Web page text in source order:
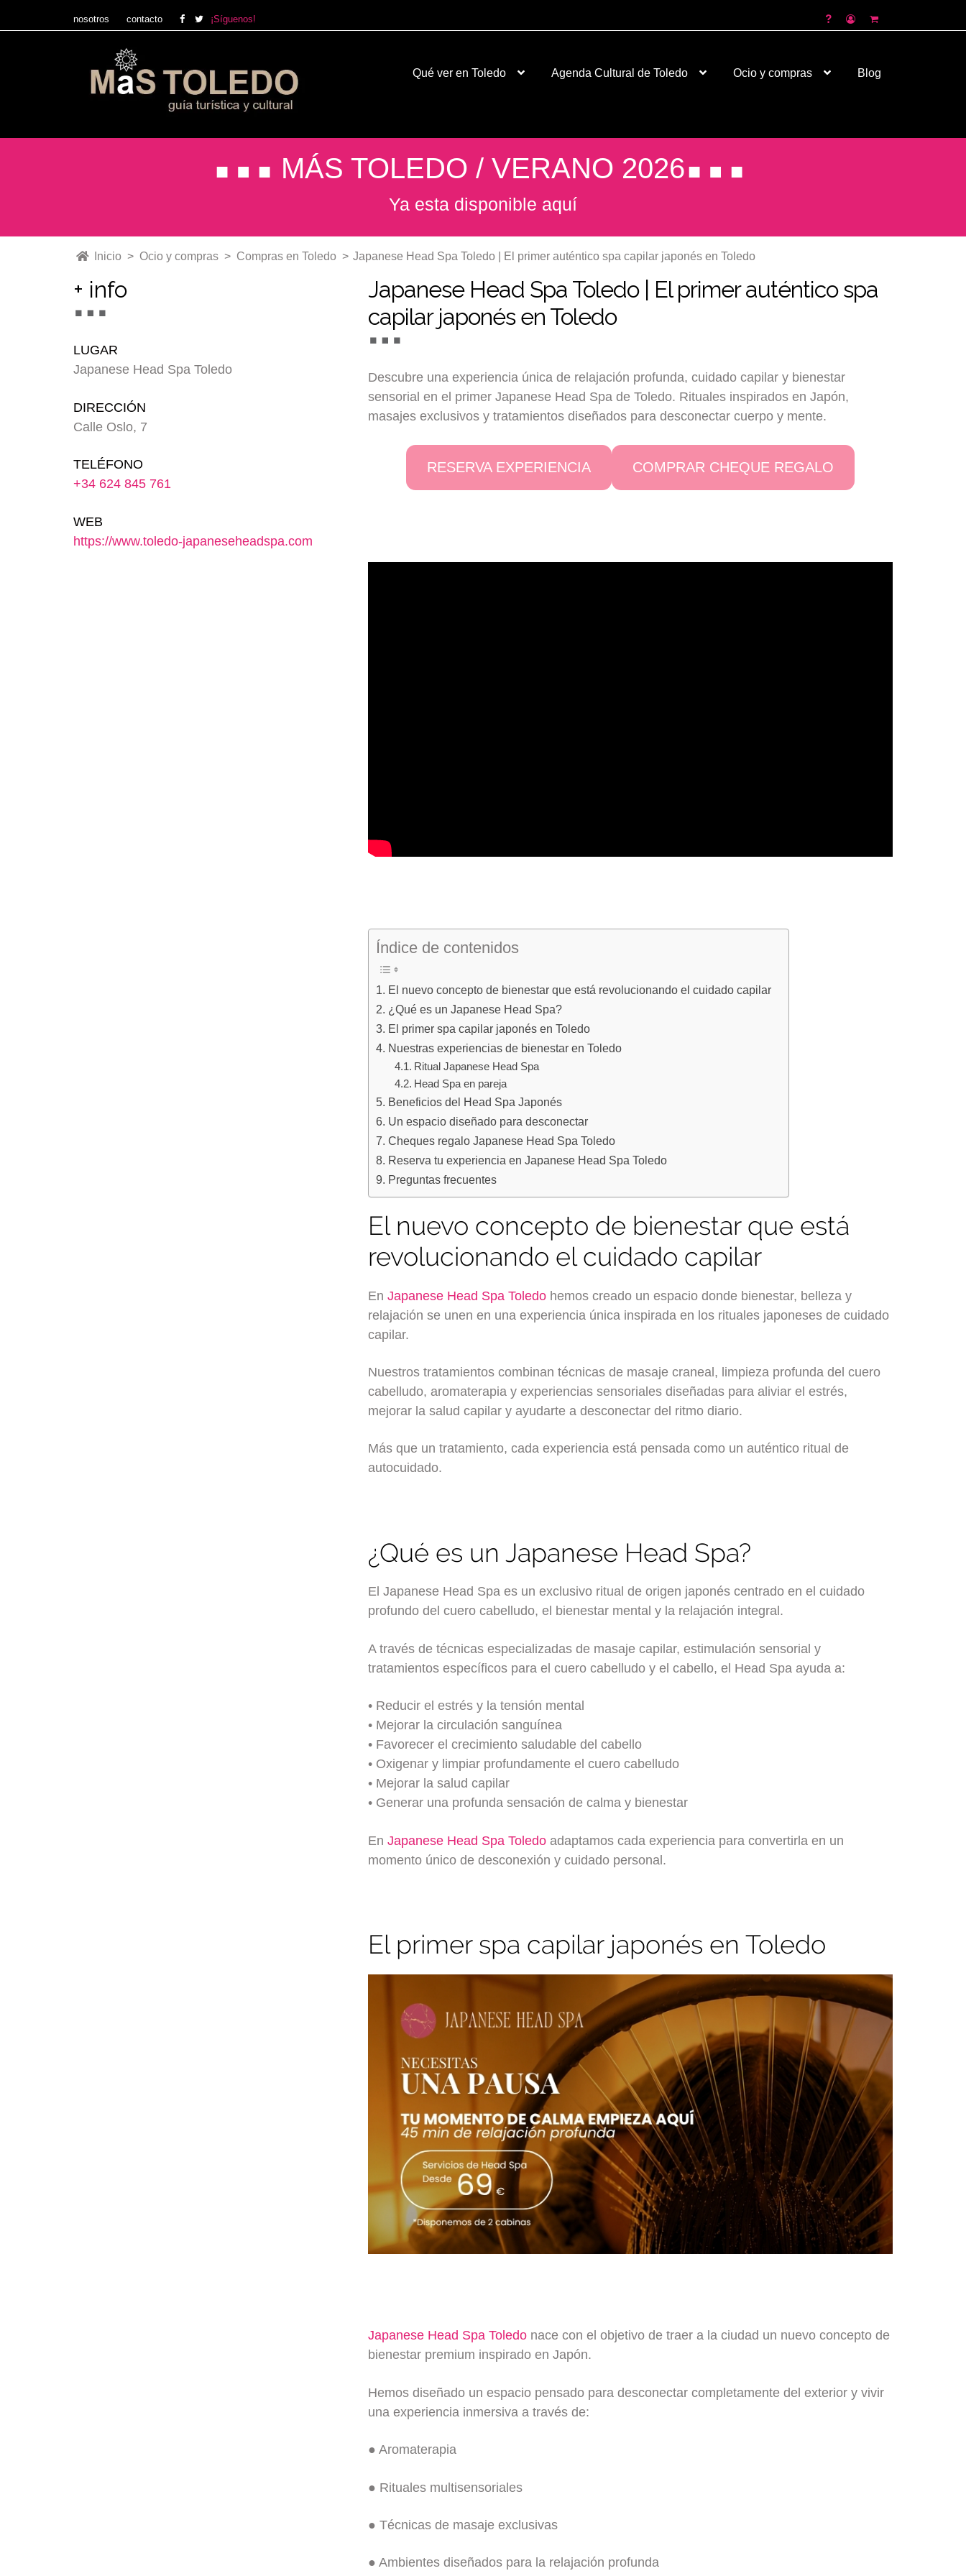
nosotros contacto ¡Síguenos!
contenido
Qué ver en Toledo Agenda Cultural de Toledo Ocio y compras Blog
MÁS TOLEDO / VERANO 2026
Ya esta disponible aquí
Inicio > Ocio y compras > Compras en Toledo > Japanese Head Spa Toledo | El primer auténtico spa capilar japonés en Toledo
+ info
LUGAR
Japanese Head Spa Toledo
DIRECCIÓN
Calle Oslo, 7
TELÉFONO
+34 624 845 761
WEB
https://www.toledo-japaneseheadspa.com
Japanese Head Spa Toledo | El primer auténtico spa
capilar japonés en Toledo
Descubre una experiencia única de relajación profunda, cuidado capilar y bienestar
sensorial en el primer Japanese Head Spa de Toledo. Rituales inspirados en Japón,
masajes exclusivos y tratamientos diseñados para desconectar cuerpo y mente.
RESERVA EXPERIENCIA COMPRAR CHEQUE REGALO
Índice de contenidos
El nuevo concepto de bienestar que está revolucionando el cuidado capilar
¿Qué es un Japanese Head Spa?
El primer spa capilar japonés en Toledo
Nuestras experiencias de bienestar en Toledo
Ritual Japanese Head Spa
Head Spa en pareja
Beneficios del Head Spa Japonés
Un espacio diseñado para desconectar
Cheques regalo Japanese Head Spa Toledo
Reserva tu experiencia en Japanese Head Spa Toledo
Preguntas frecuentes
El nuevo concepto de bienestar que está
revolucionando el cuidado capilar
EnJapanese Head Spa Toledo hemos creado un espacio donde bienestar, belleza y
relajación se unen en una experiencia única inspirada en los rituales japoneses de cuidado
capilar.
Nuestros tratamientos combinan técnicas de masaje craneal, limpieza profunda del cuero
cabelludo, aromaterapia y experiencias sensoriales diseñadas para aliviar el estrés,
mejorar la salud capilar y ayudarte a desconectar del ritmo diario.
Más que un tratamiento, cada experiencia está pensada como un auténtico ritual de
autocuidado.
¿Qué es un Japanese Head Spa?
El Japanese Head Spa es un exclusivo ritual de origen japonés centrado en el cuidado
profundo del cuero cabelludo, el bienestar mental y la relajación integral.
A través de técnicas especializadas de masaje capilar, estimulación sensorial y
tratamientos específicos para el cuero cabelludo y el cabello, el Head Spa ayuda a:
• Reducir el estrés y la tensión mental
• Mejorar la circulación sanguínea
• Favorecer el crecimiento saludable del cabello
• Oxigenar y limpiar profundamente el cuero cabelludo
• Mejorar la salud capilar
• Generar una profunda sensación de calma y bienestar
EnJapanese Head Spa Toledo adaptamos cada experiencia para convertirla en un
momento único de desconexión y cuidado personal.
El primer spa capilar japonés en Toledo
Japanese Head Spa Toledo nace con el objetivo de traer a la ciudad un nuevo concepto de
bienestar premium inspirado en Japón.
Hemos diseñado un espacio pensado para desconectar completamente del exterior y vivir
una experiencia inmersiva a través de:
● Aromaterapia
● Rituales multisensoriales
● Técnicas de masaje exclusivas
● Ambientes diseñados para la relajación profunda